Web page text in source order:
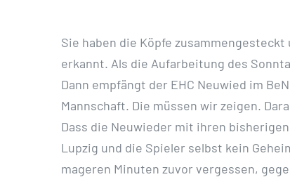
Sie haben die Köpfe
erkannt. Als die Aufarbeitung des
Dann empfängt der EHC Neuwied im
Mannschaft. Die müssen wir zeigen.
Dass die Neuwieder mit ihren
Lupzig und die Spieler selbst kein
mageren Minuten zuvor vergessen,